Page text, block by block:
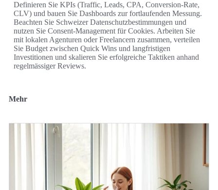
Definieren Sie KPIs (Traffic, Leads, CPA, Conversion-Rate,
CLV) und bauen Sie Dashboards zur fortlaufenden Messung.
Beachten Sie Schweizer Datenschutzbestimmungen und
nutzen Sie Consent-Management für Cookies. Arbeiten Sie
mit lokalen Agenturen oder Freelancern zusammen, verteilen
Sie Budget zwischen Quick Wins und langfristigen
Investitionen und skalieren Sie erfolgreiche Taktiken anhand
regelmässiger Reviews.
Mehr